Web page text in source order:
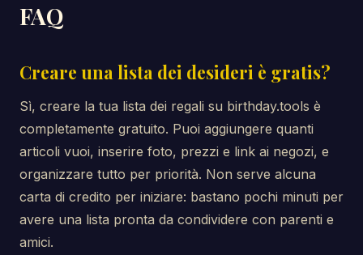
FAQ
Creare una lista dei desideri è gratis?
Sì, creare la tua lista dei regali su birthday.tools è
completamente gratuito. Puoi aggiungere quanti
articoli vuoi, inserire foto, prezzi e link ai negozi, e
organizzare tutto per priorità. Non serve alcuna
carta di credito per iniziare: bastano pochi minuti per
avere una lista pronta da condividere con parenti e
amici.